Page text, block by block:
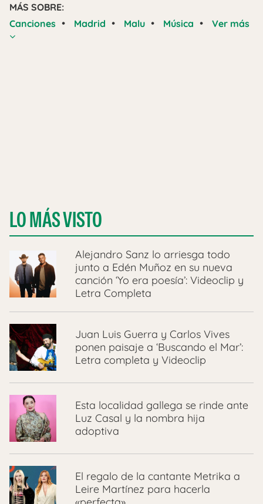
MÁS SOBRE:
Canciones • Madrid • Malu • Música • Ver más
LO MÁS VISTO
Alejandro Sanz lo arriesga todo
junto a Edén Muñoz en su nueva
canción ‘Yo era poesía’: Videoclip y
Letra Completa
Juan Luis Guerra y Carlos Vives
ponen paisaje a ‘Buscando el Mar’:
Letra completa y Videoclip
Esta localidad gallega se rinde ante
Luz Casal y la nombra hija
adoptiva
El regalo de la cantante Metrika a
Leire Martínez para hacerla